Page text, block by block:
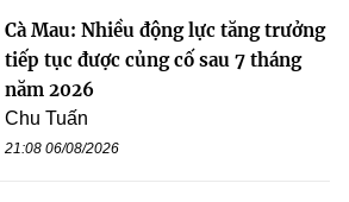
Cà Mau: Nhiều động lực tăng trưởng
tiếp tục được củng cố sau 7 tháng
năm 2026
Chu Tuấn
21:08 06/08/2026